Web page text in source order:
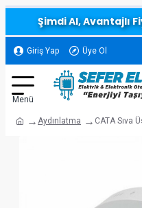
Şimdi Al, Avantajlı
Giriş Yap Üye Ol
Aydınlatma CATA Sıva